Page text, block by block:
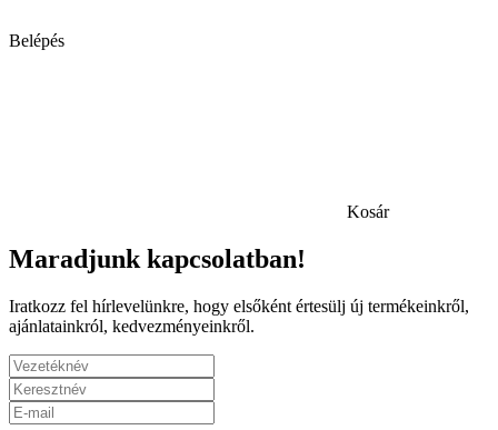
Belépés
Kosár
Maradjunk kapcsolatban!
Iratkozz fel hírlevelünkre, hogy elsőként értesülj új termékeinkről,
ajánlatainkról, kedvezményeinkről.